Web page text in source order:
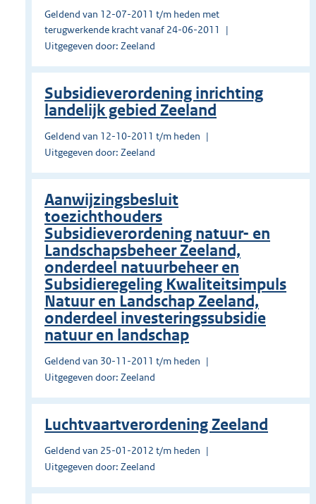
Geldend van 12-07-2011 t/m heden met
terugwerkende kracht vanaf 24-06-2011
Uitgegeven door: Zeeland
Subsidieverordening inrichting
landelijk gebied Zeeland
Geldend van 12-10-2011 t/m heden
Uitgegeven door: Zeeland
Aanwijzingsbesluit
toezichthouders
Subsidieverordening natuur- en
Landschapsbeheer Zeeland,
onderdeel natuurbeheer en
Subsidieregeling Kwaliteitsimpuls
Natuur en Landschap Zeeland,
onderdeel investeringssubsidie
natuur en landschap
Geldend van 30-11-2011 t/m heden
Uitgegeven door: Zeeland
Luchtvaartverordening Zeeland
Geldend van 25-01-2012 t/m heden
Uitgegeven door: Zeeland